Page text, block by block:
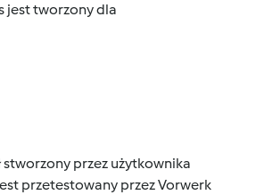
jest tworzony dla
stworzony przez użytkownika
przetestowany przez Vorwerk